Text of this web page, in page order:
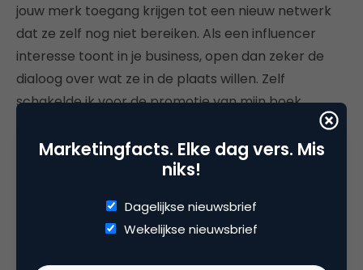
jouw merk toegang krijgen tot een nieuw netwerk
dat ze zelf nog niet bereiken. Als een influencer
interesse toont in je business, open dan zeker de
dialoog over wat ze in de plaats willen. Zelf
schakelde ik voor de promotie van mijn boek
enkele vroeg hiervoor geld. Ze waren tevreden met
het boek en de visuele content die ze hiermee voor
Influencermarketing opent veel perspectieven,
Marketingfacts. Elke dag vers. Mis
niks!
Dagelijkse nieuwsbrief
Wekelijkse nieuwsbrief